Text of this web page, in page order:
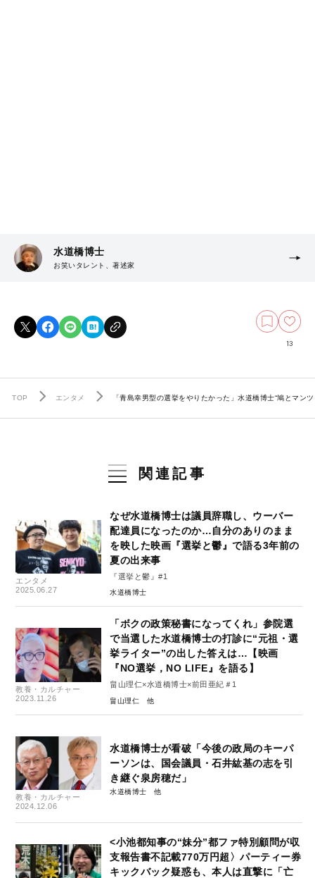
水道橋博士
お笑いタレント、著述家
13
TOP エンタメ 「青島幸男型の選挙をやりたかった」水道橋博士“鳩とマ
関連記事
エンタメ
2025.06.27
なぜ水道橋博士は議員辞職し、ウーバー
配達員になったのか…自分のありのまま
を映した映画『選挙と鬱』で語る3年前の
夏の出来事
『選挙と鬱』#1
水道橋博士
教養・カルチャー
2023.11.26
「ボクの政策秘書になってくれ」参院選
で当選した水道橋博士の打診に“元祖・選
挙ライター”の出した答えは…【映画
『NO選挙，NO LIFE』を語る】
畠山理仁×水道橋博士×前田亜紀＃1
畠山理仁
教養・カルチャー
2024.12.06
水道橋博士が看破「今後の政局のキーパ
ーソンは、国会議員・石井紘基の志を引
き継ぐ泉房穂だ」
水道橋博士
<小池都知事の“妹分”都ファ特別顧問が収
支報告書不記載770万円超〉パーティー券
キックバック疑惑も、本人は直撃に「亡